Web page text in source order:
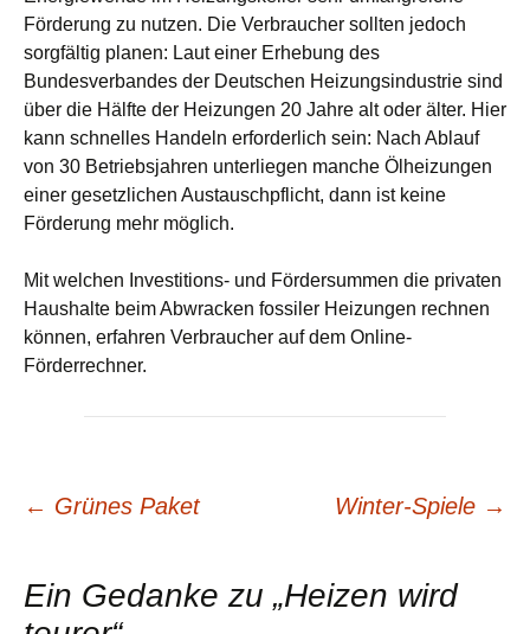
Förderung zu nutzen. Die Verbraucher sollten jedoch
sorgfältig planen: Laut einer Erhebung des
Bundesverbandes der Deutschen Heizungsindustrie sind
über die Hälfte der Heizungen 20 Jahre alt oder älter. Hier
kann schnelles Handeln erforderlich sein: Nach Ablauf
von 30 Betriebsjahren unterliegen manche Ölheizungen
einer gesetzlichen Austauschpflicht, dann ist keine
Förderung mehr möglich.
Mit welchen Investitions- und Fördersummen die privaten
Haushalte beim Abwracken fossiler Heizungen rechnen
können, erfahren Verbraucher auf dem Online-
Förderrechner.
Beitrags-
Navigation
← Grünes Paket Winter-Spiele →
Ein Gedanke zu „Heizen wird